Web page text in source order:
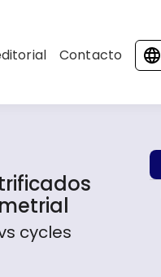
Contacto
cycles